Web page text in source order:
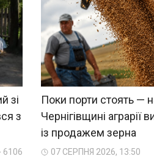
зі
з
6106
Поки порти стоять —
Чернігівщині аграрії
із продажем зерна
07 СЕРПНЯ 2026, 13:50